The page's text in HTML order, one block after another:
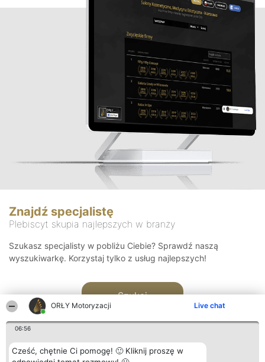
ORŁY Motoryzacji Live chat
06:56
Cześć, chętnie Ci pomogę! 🙂 Kliknij proszę w
Znajdź specjalistę
Plebiscyt skupia najlepszych w branży
Szukasz specjalisty w pobliżu Ciebie? Sprawdź naszą
wyszukiwarkę. Korzystaj tylko z usług najlepszych!
Szukaj